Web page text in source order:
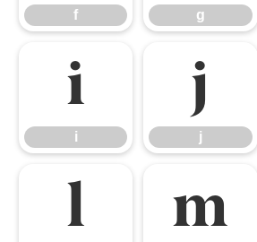
f g
i
i
j
j
l m